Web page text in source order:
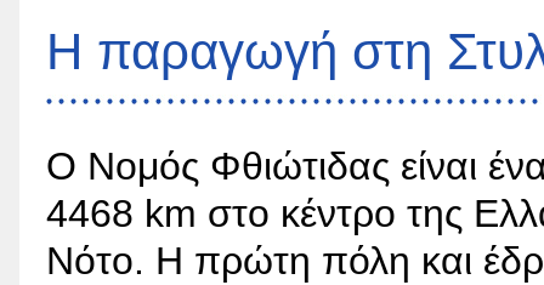
Η παραγωγή στη
Ο Νομός Φθιώτιδας είναι
4468 km στο κέντρο της
Νότο. Η πρώτη πόλη και